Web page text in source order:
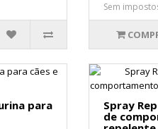
Sem
para
Spray
de